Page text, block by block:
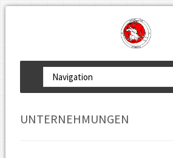
UNTERNEHMUNGEN